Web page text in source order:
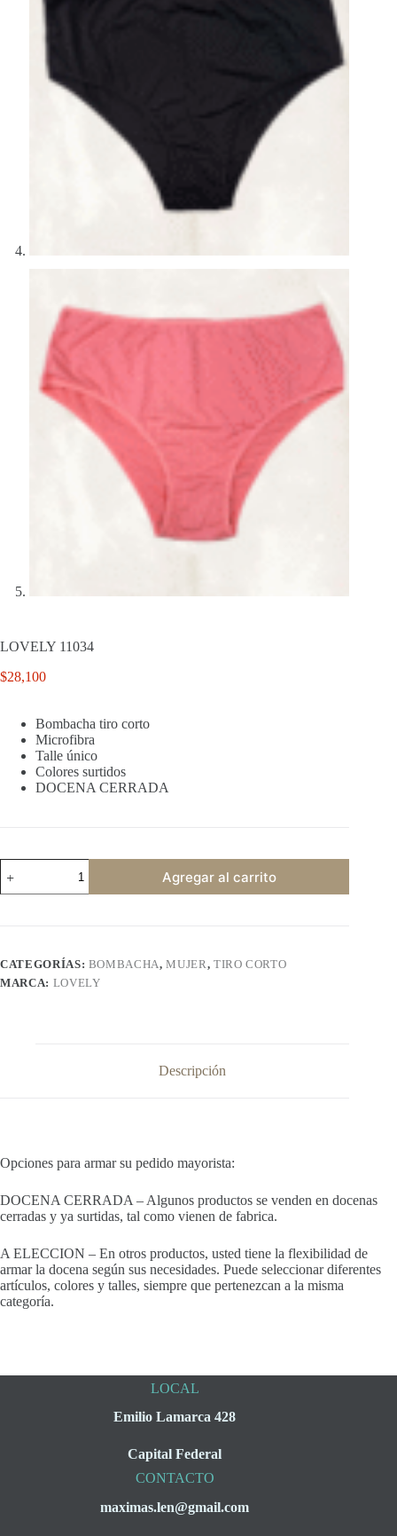
LOVELY 11034
$28,100
Bombacha tiro corto
Microfibra
Talle único
Colores surtidos
DOCENA CERRADA
11034
cantidad
Agregar al carrito
CATEGORÍAS: BOMBACHA,MUJER, TIRO CORTO
MARCA: LOVELY
Descripción
Opciones para armar su pedido mayorista:
DOCENA CERRADA – Algunos productos se venden en docenas
cerradas y ya surtidas, tal como vienen de fabrica.
A ELECCION – En otros productos, usted tiene la flexibilidad de
armar la docena según sus necesidades. Puede seleccionar diferentes
artículos, colores y talles, siempre que pertenezcan a la misma
categoría.
LOCAL
Emilio Lamarca 428
Capital Federal
CONTACTO
maximas.len@gmail.com